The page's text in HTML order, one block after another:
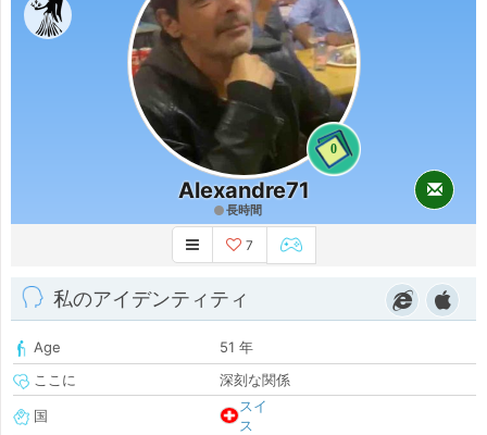
0
Alexandre71
長時間
7
私のアイデンティティ
Age
51 年
ここに
深刻な関係
国
スイ
ス